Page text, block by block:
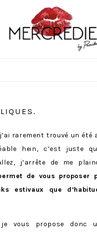
rarement trouvé un été
hein, c’est juste
j’arrête de me
de vous proposer
estivaux que
je vous propose donc